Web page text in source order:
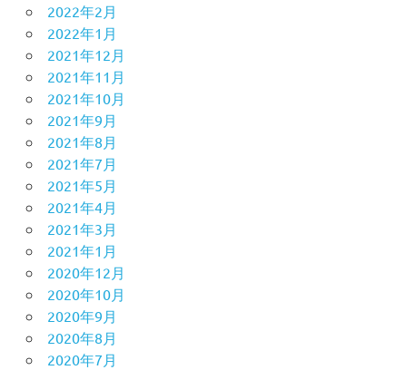
2022年2月
2022年1月
2021年12月
2021年11月
2021年10月
2021年9月
2021年8月
2021年7月
2021年5月
2021年4月
2021年3月
2021年1月
2020年12月
2020年10月
2020年9月
2020年8月
2020年7月